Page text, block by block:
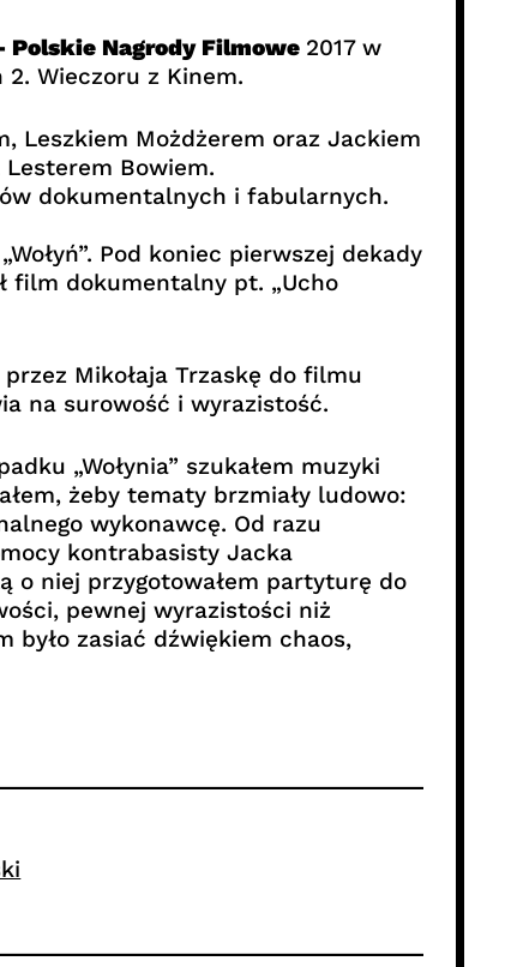
Polskie Nagrody Filmowe 2017 w
Wieczoru z Kinem.
Leszkiem Możdżerem oraz Jackiem
Bowiem.
dokumentalnych i fabularnych.
Pod koniec pierwszej dekady
film dokumentalny pt. „Ucho
Mikołaja Trzaskę do filmu
na surowość i wyrazistość.
„Wołynia” szukałem muzyki
żeby tematy brzmiały ludowo:
wykonawcę. Od razu
kontrabasisty Jacka
o niej przygotowałem partyturę do
pewnej wyrazistości niż
było zasiać dźwiękiem chaos,